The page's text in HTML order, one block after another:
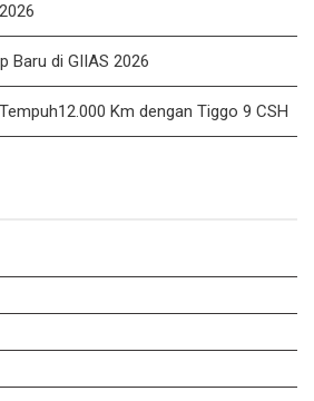
Baru di GIIAS 2026
Km dengan Tiggo 9 CSH